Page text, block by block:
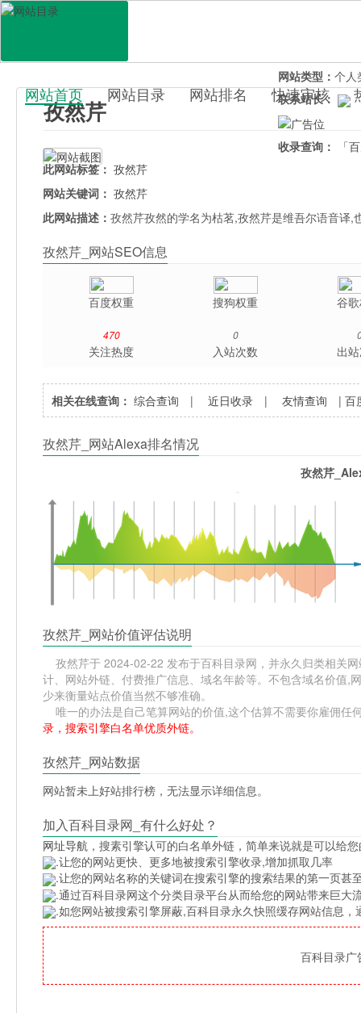
百科目录
网站首页 网站目录 网站排名 快速审核
孜然芹
网站类型： 个人
联系站长：
收录查询：
「
此网站标签： 孜然芹
网站关键词： 孜然芹
此网站描述：孜然芹孜然的学名为枯茗,孜然芹是维吾尔语音译
孜然芹_网站SEO信息
百度权重 搜狗权重 谷
470
关注热度
0
入站次数 出
相关在线查询： 综合查询 |近日收录 |友情查询 |百
孜然芹_网站Alexa排名情况
孜然芹
孜然芹_网站价值评估说明
孜然芹于 2024-02-22 发布于百科目录网，并永久归类相关
计、网站外链、付费推广信息、域名年龄等。不包含域名价值
少来衡量站点价值当然不够准确。
唯一的办法是自己笔算网站的价值,这个估算不需要你雇佣任
录，搜索引擎白名单优质外链。
孜然芹_网站数据
网站暂未上好站排行榜，无法显示详细信息。
加入百科目录网_有什么好处？
网址导航 ，搜素引擎认可的白名单外链，简单来说就是可以给
.让您的网站更快、更多地被搜索引擎收录,增加抓取几率
.让您的网站名称的关键词在搜索引擎的搜索结果的第一页甚
.通过百科目录网这个分类目录平台从而给您的网站带来巨大
.如您网站被搜索引擎屏蔽,百科目录永久快照缓存网站信息
百科目录